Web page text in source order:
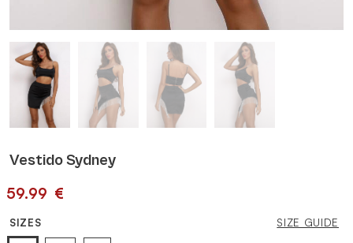
Vestido Sydney
59.99 €
SIZES SIZE GUIDE